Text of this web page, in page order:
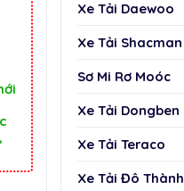
Xe Tải Daewoo
Xe Tải Shacman
Sơ Mi Rơ Moóc
Xe Tải Dongben
Xe Tải Teraco
Xe Tải Đô Thành